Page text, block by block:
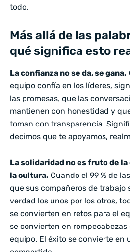
todo.
Más allá de las
qué significa esto
La confianza no se da, se gana.
equipo confía en los líderes,
las promesas, que las
mantienen con honestidad y
toman con transparencia.
decimos que te apoyamos,
La solidaridad no es fruto de la
la cultura. Cuando el 99 % de
que sus compañeros de trabajo
verdad los unos por los otros,
se convierten en retos para el
se convierten en rompecabezas
equipo. El éxito se convierte en